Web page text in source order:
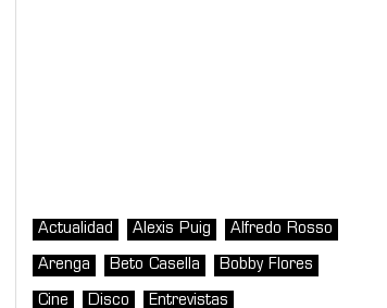
Actualidad Alexis Puig Alfredo Rosso
Arenga Beto Casella Bobby Flores
Cine Disco Entrevistas